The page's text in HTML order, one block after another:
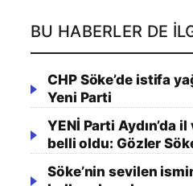
BU HABERLER DE
CHP Söke’de istifa
Yeni Parti
YENİ Parti Aydın’da
belli oldu: Gözler
Söke’nin sevilen